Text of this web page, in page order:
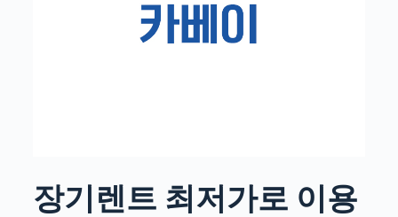
장기렌트 최저가로 이용